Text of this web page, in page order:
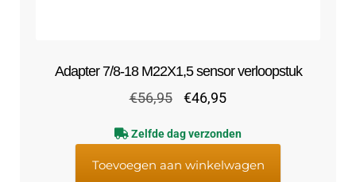
Adapter 7/8-18 M22X1,5 sensor verloopstuk
€56,95
Oorspronkelijke
was:
€56,95.
€46,95Huidige
is:
€46,95.
Zelfde dag verzonden
Toevoegen aan winkelwagen